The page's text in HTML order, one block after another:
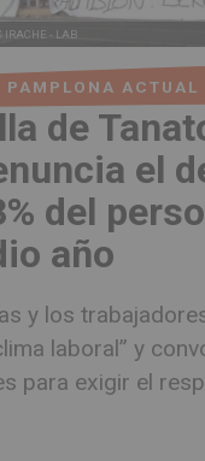
PAMPLONA ACTUAL
de
el
del
año
y los
laboral” y
para exigir el
IRACHE - LAB